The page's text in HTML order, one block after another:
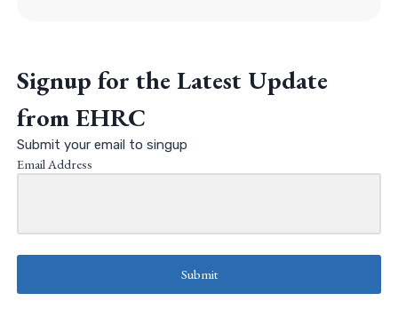
Signup for the Latest Update
from EHRC
Submit your email to singup
Email Address
Submit